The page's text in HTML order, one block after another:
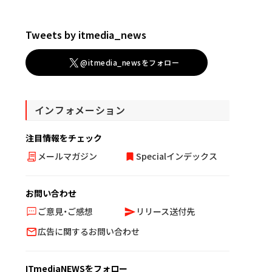
Tweets by itmedia_news
@itmedia_newsをフォロー
インフォメーション
注目情報をチェック
メールマガジン
Specialインデックス
お問い合わせ
ご意見・ご感想
リリース送付先
広告に関するお問い合わせ
ITmediaNEWSをフォロー